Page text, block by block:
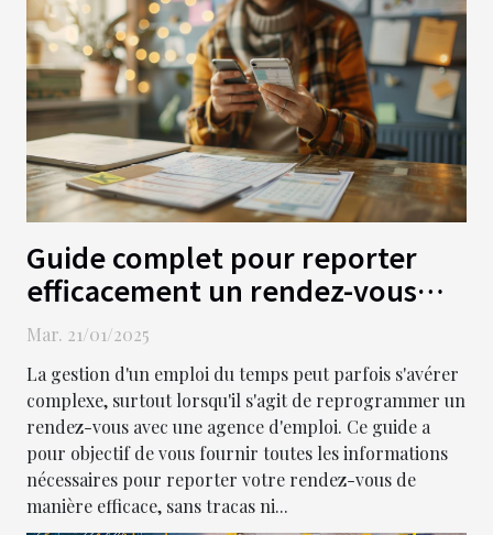
Guide complet pour reporter
efficacement un rendez-vous
chez l'agence d'emploi
Mar. 21/01/2025
La gestion d'un emploi du temps peut parfois s'avérer
complexe, surtout lorsqu'il s'agit de reprogrammer un
rendez-vous avec une agence d'emploi. Ce guide a
pour objectif de vous fournir toutes les informations
nécessaires pour reporter votre rendez-vous de
manière efficace, sans tracas ni...